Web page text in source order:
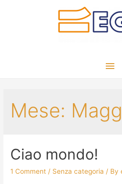
Mese:
Ciao mondo!
1 Comment / Senza categoria / By